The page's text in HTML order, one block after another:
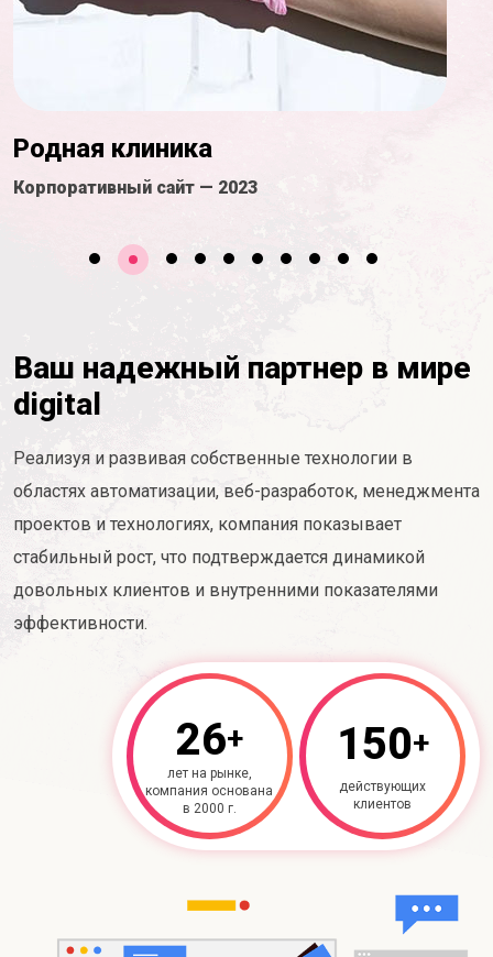
Таймер
Корпоративный сайт — 2021
Ваш надежный партнер в мире
digital
Реализуя и развивая собственные технологии в
областях автоматизации, веб-разработок, менеджмента
проектов и технологиях, компания показывает
стабильный рост, что подтверждается динамикой
довольных клиентов и внутренними показателями
эффективности.
26+
лет на рынке,
компания основана
в 2000 г.
150+
действующих
клиентов